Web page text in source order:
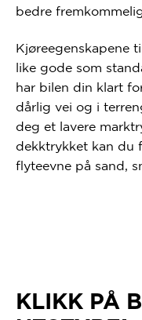
bedre
Kjøreegenskapene
like gode som
har bilen din klart
dårlig vei og i
deg et lavere
dekktrykket kan du
flyteevne på sand,
KLIKK PÅ